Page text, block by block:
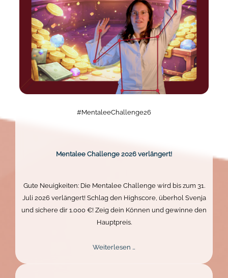
#MentaleeChallenge26
Mentalee Challenge 2026 verlängert!
Gute Neuigkeiten: Die Mentalee Challenge wird bis zum 31.
Juli 2026 verlängert! Schlag den Highscore, überhol Svenja
und sichere dir 1.000 €! Zeig dein Können und gewinne den
Hauptpreis.
Weiterlesen …